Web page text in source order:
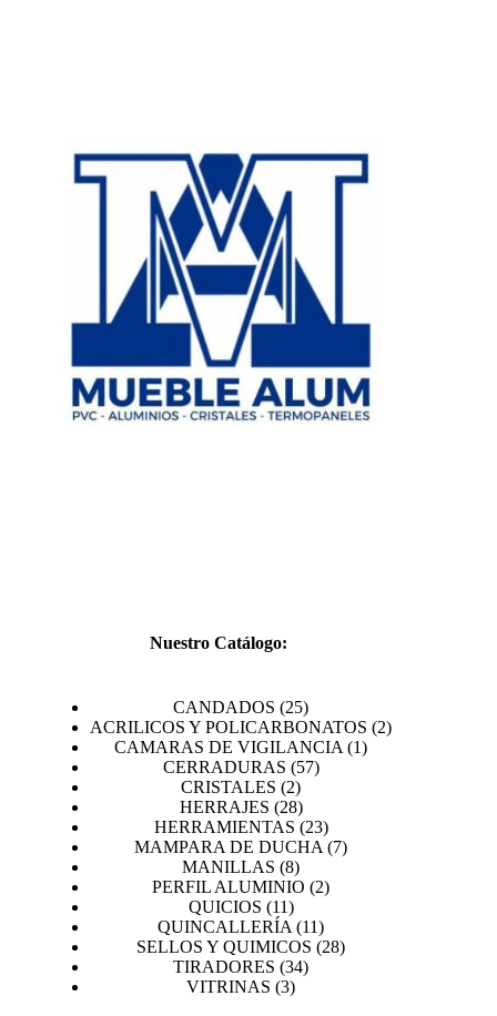
Nuestro Catálogo:
CANDADOS 2525
productos
ACRILICOS Y POLICARBONATOS 22
CAMARAS DE VIGILANCIA 11
CERRADURAS 5757
CRISTALES 22
productos
HERRAJES 2828
productos
HERRAMIENTAS 2323
productos
MAMPARA DE DUCHA 77
MANILLAS 88
productos
PERFIL ALUMINIO 22
QUICIOS 1111
productos
QUINCALLERÍA 1111
productos
SELLOS Y QUIMICOS 2828
TIRADORES 3434
VITRINAS 33